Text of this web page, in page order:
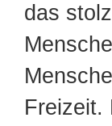
das
Freizeit.